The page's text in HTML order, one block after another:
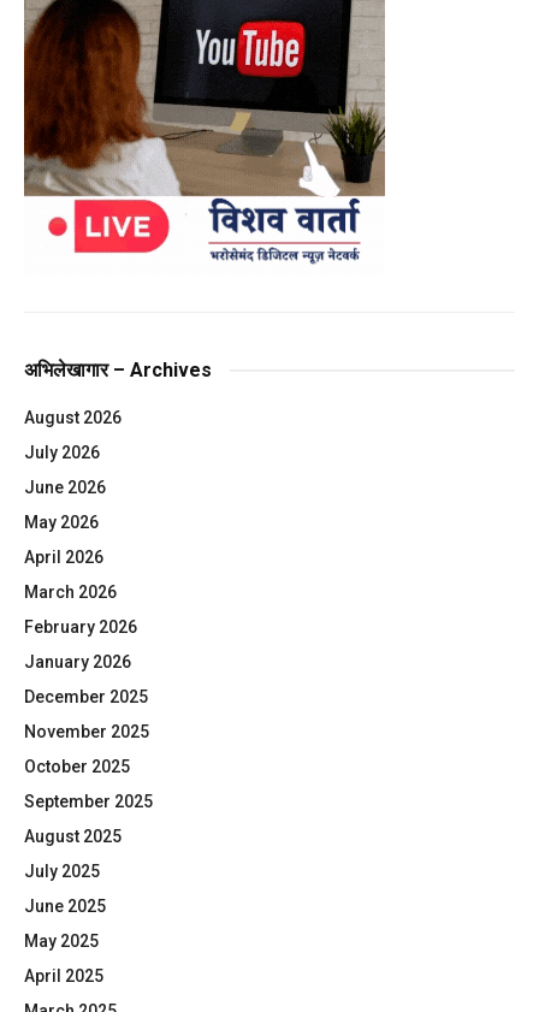
अभिलेखागार – Archives
August 2026
July 2026
June 2026
May 2026
April 2026
March 2026
February 2026
January 2026
December 2025
November 2025
October 2025
September 2025
August 2025
July 2025
June 2025
May 2025
April 2025